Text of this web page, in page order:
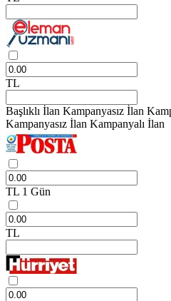
TL
Başlıklı İlan Kampanyasız İlan
Kampanyasız İlan Kampanyalı İlan
TL 1 Gün
TL